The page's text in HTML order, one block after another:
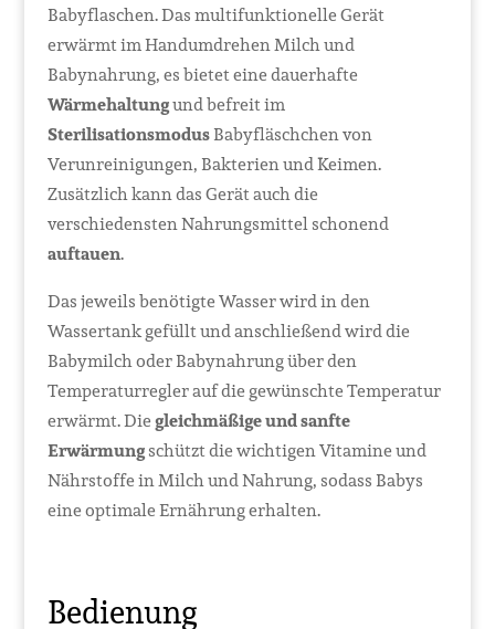
Babyflaschen. Das multifunktionelle Gerät
erwärmt im Handumdrehen Milch und
Babynahrung, es bietet eine dauerhafte
Wärmehaltungund befreit im
SterilisationsmodusBabyfläschchen von
Verunreinigungen, Bakterien und Keimen.
Zusätzlich kann das Gerät auch die
verschiedensten Nahrungsmittel schonend
auftauen.
Das jeweils benötigte Wasser wird in den
Wassertank gefüllt und anschließend wird die
Babymilch oder Babynahrung über den
Temperaturregler auf die gewünschte Temperatur
erwärmt. Diegleichmäßige und sanfte
Erwärmungschützt die wichtigen Vitamine und
Nährstoffe in Milch und Nahrung, sodass Babys
eine optimale Ernährung erhalten.
Bedienung